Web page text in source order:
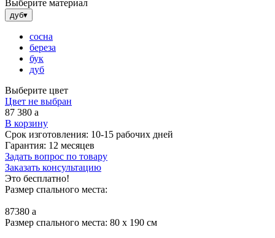
Выберите материал
дуб▾
сосна
береза
бук
дуб
Выберите цвет
Цвет не выбран
87 380 a
В корзину
Срок изготовления: 10-15 рабочих дней
Гарантия: 12 месяцев
Задать вопрос по товару
Заказать консультацию
Это бесплатно!
Размер спального места:
87380 a
Размер спального места: 80 x 190 см